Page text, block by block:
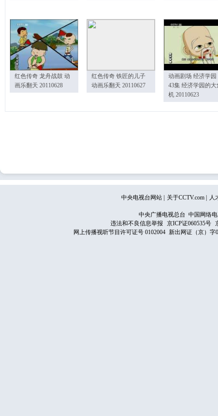
红色传奇 龙舟战鼓 动
画乐翻天 20110628
红色传奇 铁匠的儿子
动画乐翻天 20110627
动画剧场 经济学园
43集 经济学园的大
机 20110623
中央电视台网站 关于CCTV.com 人
中央广播电视总台 中国网络
违法和不良信息举报
京ICP证060535号
网上传播视听节目许可证号 0102004 新出网证（京）